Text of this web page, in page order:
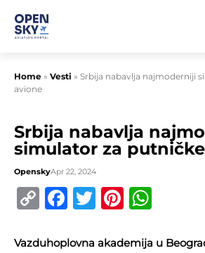
Home » Vesti » Srbija nabavlja najmoderniji
avione
Srbija nabavlja
simulator za
OpenskyApr 22, 2024
CopyFacebook
TwitterPinterest
Vazduhoplovna akademija u